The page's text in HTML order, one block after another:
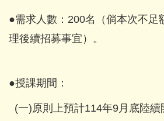
●需求人數：200名（倘本次不足
理後續招募事宜）。
●授課期間：
(一)原則上預計114年9月底陸續